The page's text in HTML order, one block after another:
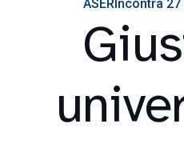
ASERIncontra